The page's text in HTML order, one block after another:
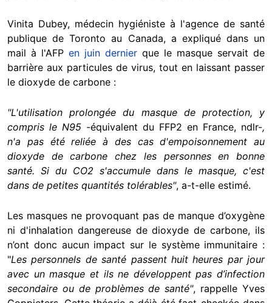
Vinita Dubey, médecin hygiéniste à l'agence de santé
publique de Toronto au Canada, a expliqué dans un
mail à l'AFP en juin dernier que le masque servait de
barrière aux particules de virus, tout en laissant passer
le dioxyde de carbone :
"L'utilisation prolongée du masque de protection, y
compris le N95 -équivalent du FFP2 en France, ndlr-,
n'a pas été reliée à des cas d'empoisonnement au
dioxyde de carbone chez les personnes en bonne
santé. Si du CO2 s'accumule dans le masque, c'est
dans de petites quantités tolérables", a-t-elle estimé.
Les masques ne provoquant pas de manque d’oxygène
ni d'inhalation dangereuse de dioxyde de carbone, ils
n’ont donc aucun impact sur le système immunitaire :
"Les personnels de santé passent huit heures par jour
avec un masque et ils ne développent pas d’infection
secondaire ou de problèmes de santé", rappelle Yves